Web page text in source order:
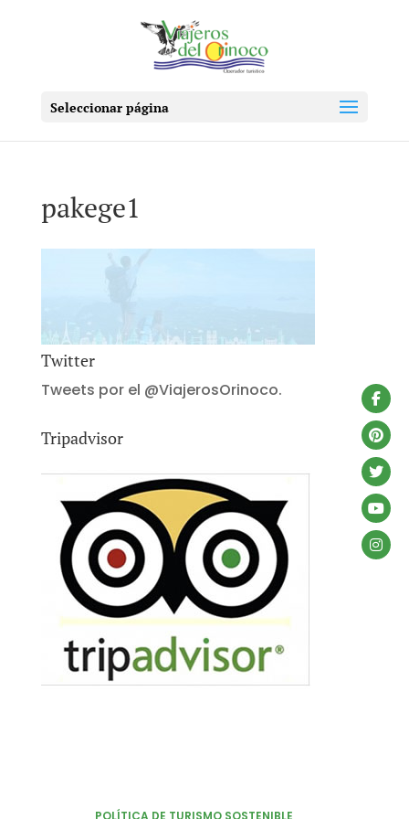
Seleccionar página
pakege1
Twitter
Tweets por el @ViajerosOrinoco.
Tripadvisor
POLÍTICA DE TURISMO SOSTENIBLE